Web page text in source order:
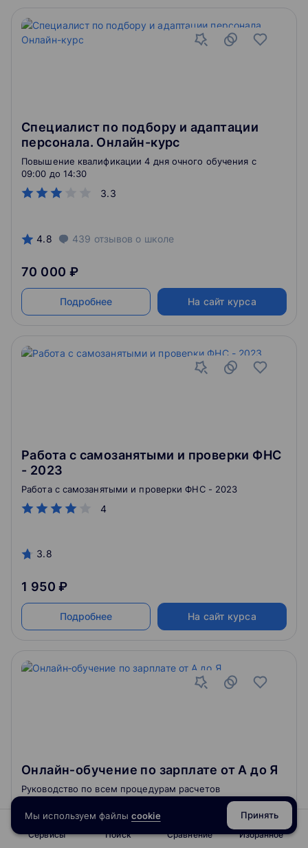
Специалист по подбору и адаптации
персонала. Онлайн-курс
3.3
Повышение квалификации 4 дня очного обучения c
09:00 до 14:30
4.8 439 отзывов о школе
70 000 ₽
Подробнее На сайт курса
Работа с самозанятыми и проверки ФНС
- 2023
4
Работа с самозанятыми и проверки ФНС - 2023
3.8
1 950 ₽
Подробнее На сайт курса
Онлайн‑обучение по зарплате от А до Я
Руководство по всем процедурам расчетов
с работниками в 2023 году. Алгоритмы действий
и рекомендации по сложным случаям. Разбор
Сервисы Поиск Сравнение Избранное
Мы используем файлы cookie Принять